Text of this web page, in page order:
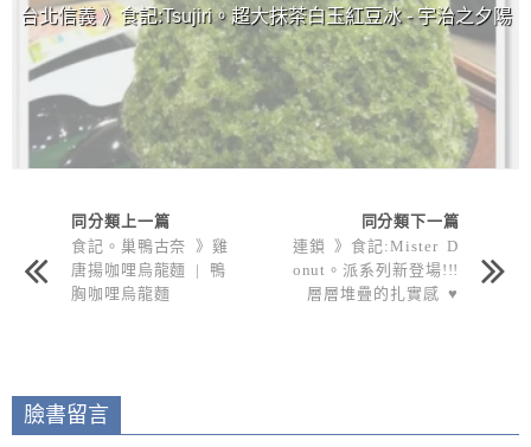
台北信義 》食記:Tsujiri。超大抹茶白玉紅豆冰 - 宇治之夕陽
同分類上一篇
食記。巢鴨古奈 》雞
唐揚咖哩烏龍麵 | 鴨
胸咖哩烏龍麵
同分類下一篇
連鎖 》食記:Mister D
onut。派系列新登場!!!
層層堆疊的扎實感 ♥
臉書留言